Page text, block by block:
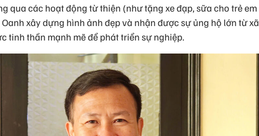
qua các hoạt động từ thiện (như tặng xe đạp, sữa cho trẻ em
xây dựng hình ảnh đẹp và nhận được sự ủng hộ lớn từ xã
tinh thần mạnh mẽ để phát triển sự nghiệp.